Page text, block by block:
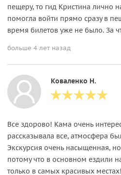
пещеру, то гид Кристина лично
помогла войти прямо сразу в
время билетов уже не было. За
больше 4 лет назад
Коваленко Н.
Все здорово! Кама очень
рассказывала все, атмосфера
Экскурсия очень насыщенная,
потому что в основном ездили
только в самых красивых местах!